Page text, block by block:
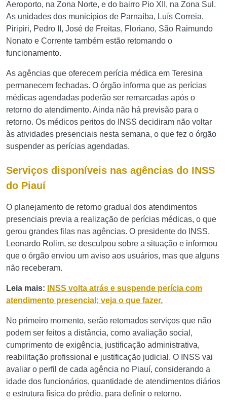
Aeroporto, na Zona Norte, e do bairro Pio XII, na Zona Sul.
As unidades dos municípios de Parnaíba, Luís Correia,
Piripiri, Pedro II, José de Freitas, Floriano, São Raimundo
Nonato e Corrente também estão retomando o
funcionamento.
As agências que oferecem perícia médica em Teresina
permanecem fechadas. O órgão informa que as perícias
médicas agendadas poderão ser remarcadas após o
retorno do atendimento. Ainda não há previsão para o
retorno. Os médicos peritos do INSS decidiram não voltar
às atividades presenciais nesta semana, o que fez o órgão
suspender as perícias agendadas.
Serviços disponíveis nas agências do INSS
do Piauí
O planejamento de retorno gradual dos atendimentos
presenciais previa a realização de perícias médicas, o que
gerou grandes filas nas agências. O presidente do INSS,
Leonardo Rolim, se desculpou sobre a situação e informou
que o órgão enviou um aviso aos usuários, mas que alguns
não receberam.
Leia mais:
INSS volta atrás e suspende perícia com
atendimento presencial; veja o que fazer.
No primeiro momento, serão retomados serviços que não
podem ser feitos a distância, como avaliação social,
cumprimento de exigência, justificação administrativa,
reabilitação profissional e justificação judicial. O INSS vai
avaliar o perfil de cada agência no Piauí, considerando a
idade dos funcionários, quantidade de atendimentos diários
e estrutura física do prédio, para definir o retorno.